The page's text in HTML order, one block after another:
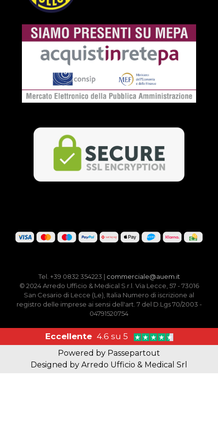
Tel. +39 0832 354223 | commerciale@auem.it
© 2024 Arredo Ufficio & Medical S.r.l. Via Lecce, 57 - 73016
San Cesario di Lecce (Le), Italia Numero di iscrizione al
registro delle imprese ai sensi dell'art. 7 del D.Lgs 70/2003 -
04791520754
Eccellente 4.6 su 5
Powered by Passepartout
Designed by Arredo Ufficio & Medical Srl